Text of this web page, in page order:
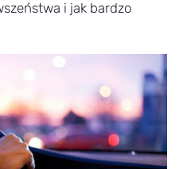
i jak bardzo